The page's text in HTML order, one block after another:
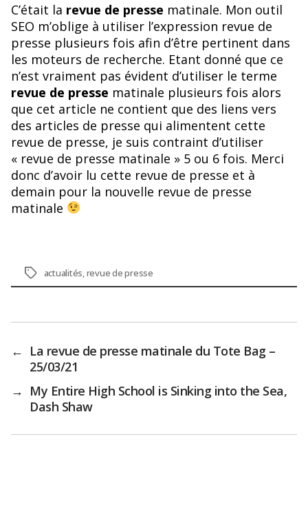
C’était la revue de presse matinale. Mon outil
SEO m’oblige à utiliser l’expression revue de
presse plusieurs fois afin d’être pertinent dans
les moteurs de recherche. Etant donné que ce
n’est vraiment pas évident d’utiliser le terme
revue de presse matinale plusieurs fois alors
que cet article ne contient que des liens vers
des articles de presse qui alimentent cette
revue de presse, je suis contraint d’utiliser
« revue de presse matinale » 5 ou 6 fois. Merci
donc d’avoir lu cette revue de presse et à
demain pour la nouvelle revue de presse
matinale
Étiquettes
actualités,revue de presse
← La revue de presse matinale du Tote Bag –
25/03/21
→ My Entire High School is Sinking into the Sea,
Dash Shaw